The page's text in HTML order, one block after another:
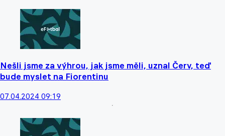
Nešli jsme za výhrou, jak jsme měli, uznal Červ, teď
bude myslet na Fiorentinu
07.04.2024 09:19